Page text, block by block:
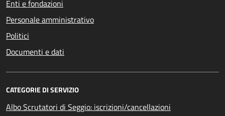
Enti e fondazioni
Personale amministrativo
Politici
Documenti e dati
CATEGORIE DI SERVIZIO
Albo Scrutatori di Seggio: iscrizioni/cancellazioni